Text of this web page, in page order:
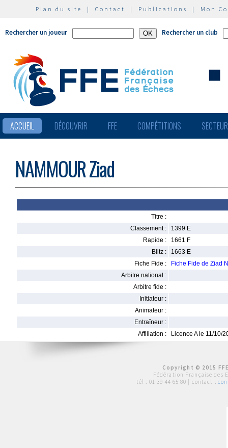
Plan du site | Contact | Publications | Mon
Rechercher un joueur Rechercher un club
ACCUEIL DÉCOUVRIR FFE COMPÉTITIONS
NAMMOUR Ziad
Titre :
Classement :
1399 E
Rapide :
1661 F
Blitz :
1663 E
Fiche Fide :
Fiche Fide de Ziad
Arbitre national :
Arbitre fide :
Initiateur :
Animateur :
Entraîneur :
Affiliation :
Licence A le 11/10/
Copyright © 2015
Fédération Française des
tél : 01 39 44 65 80 | contact :